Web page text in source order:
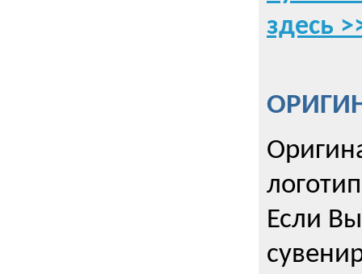
здесь
Если